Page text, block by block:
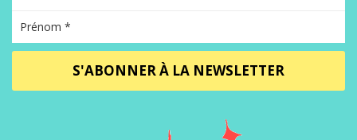
S'ABONNER À LA NEWSLETTER